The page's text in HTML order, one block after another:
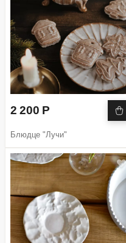
2 200 Р
Блюдце "Лучи"